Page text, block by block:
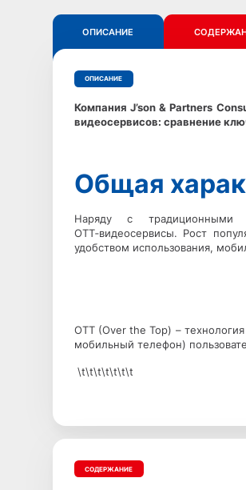
ОПИСАНИЕ
ОПИСАНИЕ
Компания J’son & Partners
видеосервисов: сравнение
Общая
Наряду с традиционными
ОТТ‑видеосервисы. Рост
удобством использования,
OTT (Over the Top) –
мобильный телефон)
\t\t\t\t\t\t\t
СОДЕРЖАНИЕ